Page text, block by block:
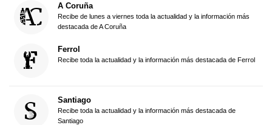
A Coruña
Recibe de lunes a viernes toda la actualidad y la información más
destacada de A Coruña
Ferrol
Recibe toda la actualidad y la información más destacada de Ferrol
Santiago
Recibe toda la actualidad y la información más destacada de
Santiago